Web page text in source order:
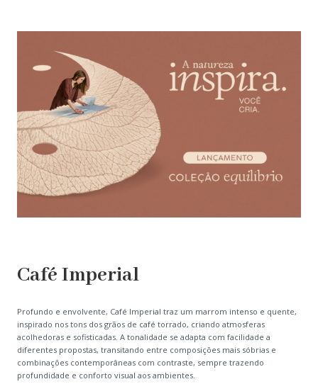
Café Imperial
Profundo e envolvente, Café Imperial traz um marrom intenso e quente,
inspirado nos tons dos grãos de café torrado, criando atmosferas
acolhedoras e sofisticadas. A tonalidade se adapta com facilidade a
diferentes propostas, transitando entre composições mais sóbrias e
combinações contemporâneas com contraste, sempre trazendo
profundidade e conforto visual aos ambientes.